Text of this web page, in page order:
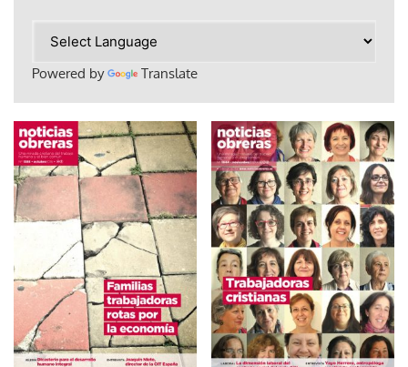
Powered by Translate